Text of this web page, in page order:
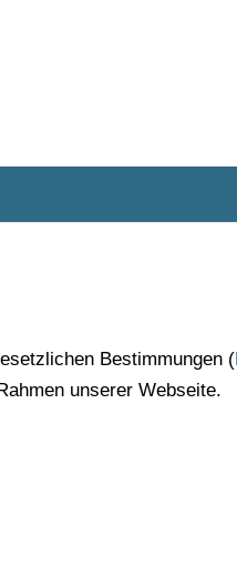
Bestimmungen (
unserer Webseite.